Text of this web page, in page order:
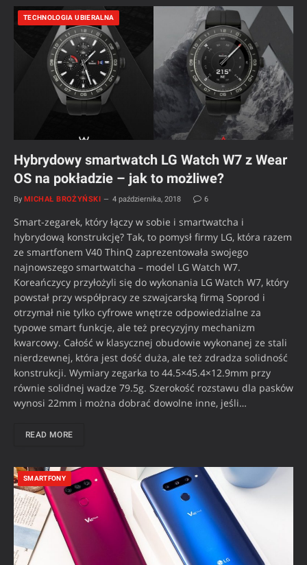
TECHNOLOGIA UBIERALNA
Hybrydowy smartwatch LG Watch W7 z Wear
OS na pokładzie – jak to możliwe?
By MICHAŁ BROŻYŃSKI 4 października, 2018 6
Smart-zegarek, który łączy w sobie i smartwatcha i
hybrydową konstrukcję? Tak, to pomysł firmy LG, która razem
ze smartfonem V40 ThinQ zaprezentowała swojego
najnowszego smartwatcha – model LG Watch W7.
Koreańczycy przyłożyli się do wykonania LG Watch W7, który
powstał przy współpracy ze szwajcarską firmą Soprod i
otrzymał nie tylko cyfrowe wnętrze odpowiedzialne za
typowe smart funkcje, ale też precyzyjny mechanizm
kwarcowy. Całość w klasycznej obudowie wykonanej ze stali
nierdzewnej, która jest dość duża, ale też zdradza solidność
konstrukcji. Wymiary zegarka to 44.5×45.4×12.9mm przy
równie solidnej wadze 79.5g. Szerokość rozstawu dla pasków
wynosi 22mm i można dobrać dowolne inne, jeśli…
READ MORE
SMARTFONY